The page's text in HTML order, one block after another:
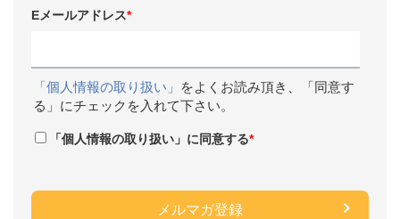
Eメールアドレス*
「個人情報の取り扱い」
をよくお読み頂き、「同意す
る」にチェックを入れて下さい。
「個人情報の取り扱い」に同意する*